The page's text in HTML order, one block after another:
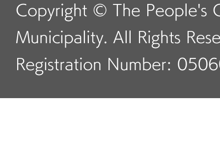
Copyright © The People's
Municipality. All Rights
Registration Number: